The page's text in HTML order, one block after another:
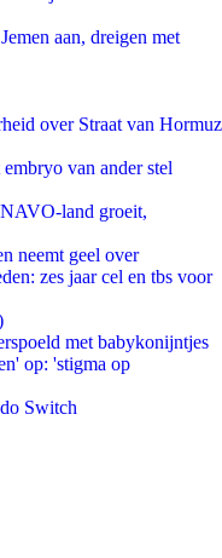
aan, dreigen met
over Straat van Hormuz
van ander stel
land groeit,
neemt geel over
zes jaar cel en tbs voor
met babykonijntjes
op: 'stigma op
Switch